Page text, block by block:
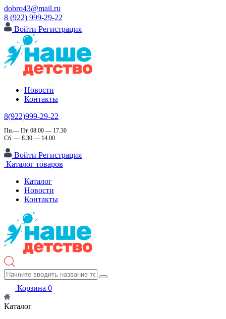
dobro43@mail.ru
8 (922) 999-29-22
Войти Регистрация
Новости
Контакты
8(922)999-29-22
Пн.— Пт. 08.00 — 17.30
Сб. — 8.30 — 14.00
Войти Регистрация
Каталог товаров
Каталог
Новости
Контакты
Корзина 0
Каталог